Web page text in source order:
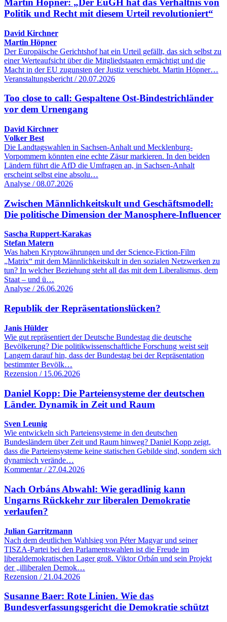
Martin Höpner: „Der EuGH hat das Verhältnis von
Politik und Recht mit diesem Urteil revolutioniert“
David Kirchner
Martin Höpner
Der Europäische Gerichtshof hat ein Urteil gefällt, das sich selbst zu
einer Werteaufsicht über die Mitgliedstaaten ermächtigt und die
Macht in der EU zugunsten der Justiz verschiebt. Martin Höpner…
Veranstaltungsbericht / 20.07.2026
Too close to call: Gespaltene Ost-Bindestrichländer
vor dem Urnengang
David Kirchner
Volker Best
Die Landtagswahlen in Sachsen-Anhalt und Mecklenburg-
Vorpommern könnten eine echte Zäsur markieren. In den beiden
Ländern führt die AfD die Umfragen an, in Sachsen-Anhalt
erscheint selbst eine absolu…
Analyse / 08.07.2026
Zwischen Männlichkeitskult und Geschäftsmodell:
Die politische Dimension der Manosphere-Influencer
Sascha Ruppert-Karakas
Stefan Matern
Was haben Kryptowährungen und der Science-Fiction-Film
„Matrix“ mit dem Männlichkeitskult in den sozialen Netzwerken zu
tun? In welcher Beziehung steht all das mit dem Liberalismus, dem
Staat – und ü…
Analyse / 26.06.2026
Republik der Repräsentationslücken?
Janis Hülder
Wie gut repräsentiert der Deutsche Bundestag die deutsche
Bevölkerung? Die politikwissenschaftliche Forschung weist seit
Langem darauf hin, dass der Bundestag bei der Repräsentation
bestimmter Bevölk…
Rezension / 15.06.2026
Daniel Kopp: Die Parteiensysteme der deutschen
Länder. Dynamik in Zeit und Raum
Sven Leunig
Wie entwickeln sich Parteiensysteme in den deutschen
Bundesländern über Zeit und Raum hinweg? Daniel Kopp zeigt,
dass die Parteiensysteme keine statischen Gebilde sind, sondern sich
dynamisch verände…
Kommentar / 27.04.2026
Nach Orbáns Abwahl: Wie geradlinig kann
Ungarns Rückkehr zur liberalen Demokratie
verlaufen?
Julian Garritzmann
Nach dem deutlichen Wahlsieg von Péter Magyar und seiner
TISZA-Partei bei den Parlamentswahlen ist die Freude im
liberaldemokratischen Lager groß. Viktor Orbán und sein Projekt
der „illiberalen Demok…
Rezension / 21.04.2026
Susanne Baer: Rote Linien. Wie das
Bundesverfassungsgericht die Demokratie schützt